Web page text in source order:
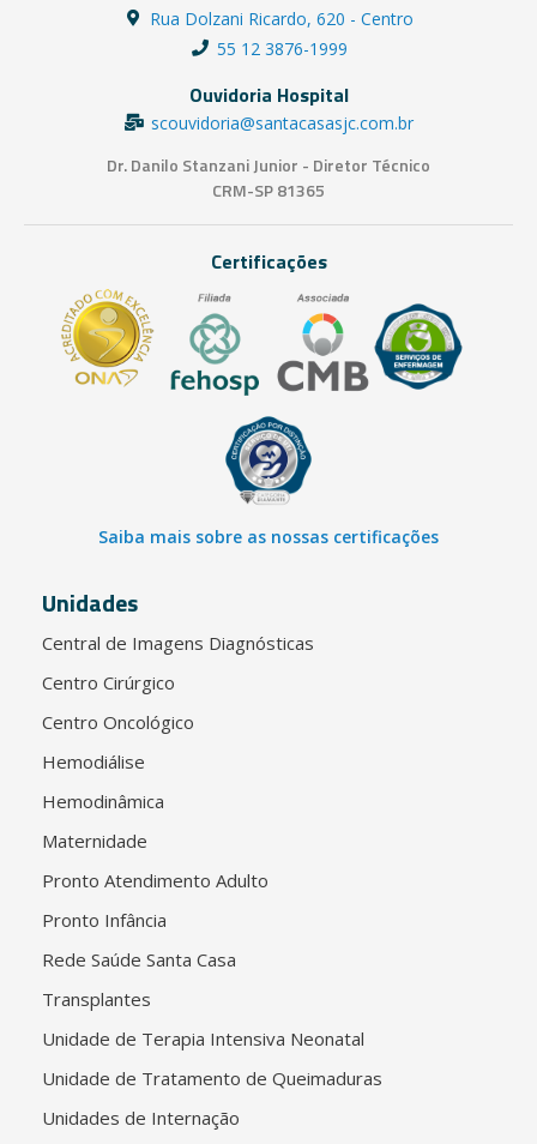
Rua Dolzani Ricardo, 620 - Centro
55 12 3876-1999
Ouvidoria Hospital
scouvidoria@santacasasjc.com.br
Dr. Danilo Stanzani Junior - Diretor Técnico
CRM-SP 81365
Certificações
Saiba mais sobre as nossas certificações
Unidades
Central de Imagens Diagnósticas
Centro Cirúrgico
Centro Oncológico
Hemodiálise
Hemodinâmica
Maternidade
Pronto Atendimento Adulto
Pronto Infância
Rede Saúde Santa Casa
Transplantes
Unidade de Terapia Intensiva Neonatal
Unidade de Tratamento de Queimaduras
Unidades de Internação